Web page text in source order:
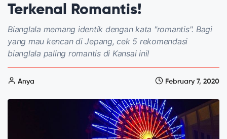
Terkenal Romantis!
Bianglala memang identik dengan kata "romantis". Bagi
yang mau kencan di Jepang, cek 5 rekomendasi
bianglala paling romantis di Kansai ini!
Anya February 7, 2020